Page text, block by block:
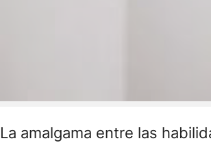
La amalgama entre las